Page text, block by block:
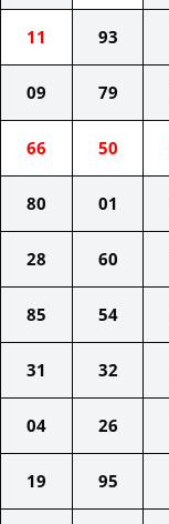
11 93
09 79
66 50
80 01
28 60
85 54
31 32
04 26
19 95